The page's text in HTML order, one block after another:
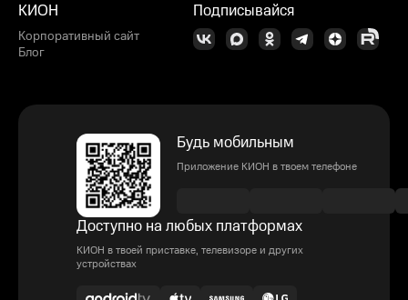
КИОН
Корпоративный сайт
Блог
Подписывайся
Будь мобильным
Приложение КИОН в твоем телефоне
Доступно на любых платформах
КИОН в твоей приставке, телевизоре и других
устройствах